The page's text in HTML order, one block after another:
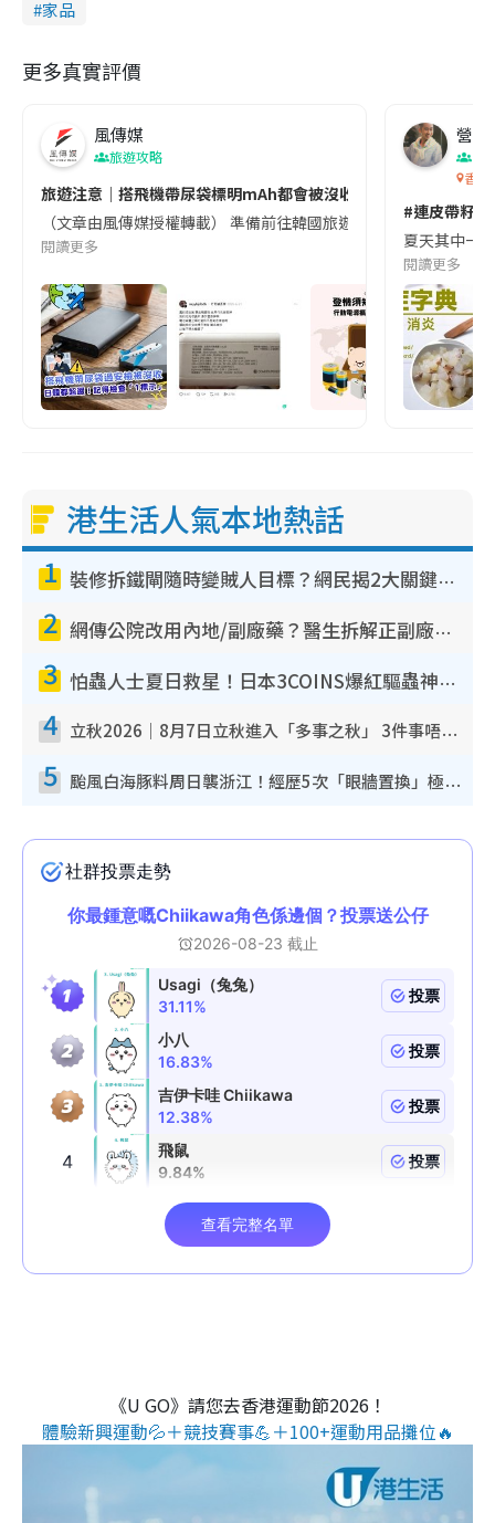
家品
更多真實評價
風傳媒
旅遊攻略
旅遊注意｜搭飛機帶尿袋標明mAh都會被沒收😱出發前切記檢查
（文章由風傳媒授權轉載） 準備前往韓國旅遊的民眾，近期要
閱讀更多
營養
香港
#連皮帶籽
夏天其中一
閱讀更多
港生活人氣本地熱話
1 裝修拆鐵閘隨時變賊人目標？網民揭2大關鍵用途：裝新式等於白裝？附新舊鐵閘分別
2 網傳公院改用內地/副廠藥？醫生拆解正副廠分別 揭4類人換藥隨時出事
3 怕蟲人士夏日救星！日本3COINS爆紅驅蟲神器$45起 1招「全程免觸碰」輕鬆搞定小強
4 立秋2026｜8月7日立秋進入「多事之秋」 3件事唔做得！專家教6招開運 清枱頭／銀包納氣接好運
5 颱風白海豚料周日襲浙江！經歷5次「眼牆置換」極罕見 成登陸內地最長途颱風
《U GO》請您去香港運動節2026！
體驗新興運動💦＋競技賽事💪＋100+運動用品攤位🔥